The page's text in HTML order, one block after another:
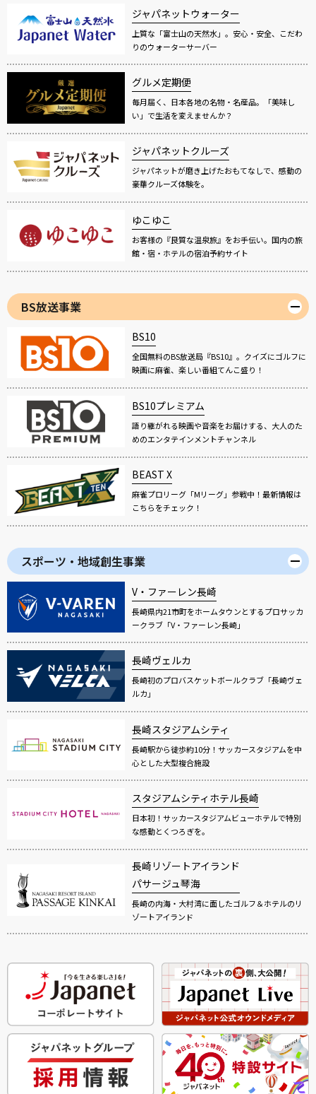
ジャパネットウォーター
上質な「富士山の天然水」。安心・安全、こだわ
りのウォーターサーバー
グルメ定期便
毎月届く、日本各地の名物・名産品。「美味し
い」で生活を変えませんか？
ジャパネットクルーズ
ジャパネットが磨き上げたおもてなしで、感動の
豪華クルーズ体験を。
ゆこゆこ
お客様の『良質な温泉旅』をお手伝い。国内の旅
館・宿・ホテルの宿泊予約サイト
BS放送事業
BS10
全国無料のBS放送局『BS10』。クイズにゴルフに
映画に麻雀、楽しい番組てんこ盛り！
BS10プレミアム
語り継がれる映画や音楽をお届けする、大人のた
めのエンタテインメントチャンネル
BEAST X
麻雀プロリーグ「Mリーグ」参戦中！最新情報は
こちらをチェック！
スポーツ・地域創生事業
V・ファーレン長崎
長崎県内21市町をホームタウンとするプロサッカ
ークラブ「V・ファーレン長崎」
長崎ヴェルカ
長崎初のプロバスケットボールクラブ「長崎ヴェ
ルカ」
長崎スタジアムシティ
長崎駅から徒歩約10分！サッカースタジアムを中
心とした大型複合施設
スタジアムシティホテル長崎
日本初！サッカースタジアムビューホテルで特別
な感動とくつろぎを。
長崎リゾートアイランド
パサージュ琴海
長崎の内海・大村湾に面したゴルフ＆ホテルのリ
ゾートアイランド